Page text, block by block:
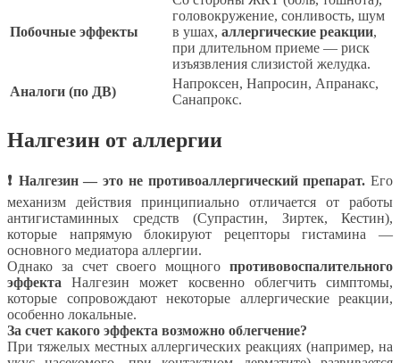
Побочные эффекты
головокружение, сонливость, шум
в ушах, аллергические реакции,
при длительном приеме — риск
изъязвления слизистой желудка.
Аналоги (по ДВ)
Напроксен, Напросин, Апранакс,
Санапрокс.
Налгезин от аллергии
❗ Налгезин — это не противоаллергический препарат. Его
механизм действия принципиально отличается от работы
антигистаминных средств (Супрастин, Зиртек, Кестин),
которые напрямую блокируют рецепторы гистамина —
основного медиатора аллергии.
Однако за счет своего мощного противовоспалительного
эффекта Налгезин может косвенно облегчить симптомы,
которые сопровождают некоторые аллергические реакции,
особенно локальные.
За счет какого эффекта возможно облегчение?
При тяжелых местных аллергических реакциях (например, на